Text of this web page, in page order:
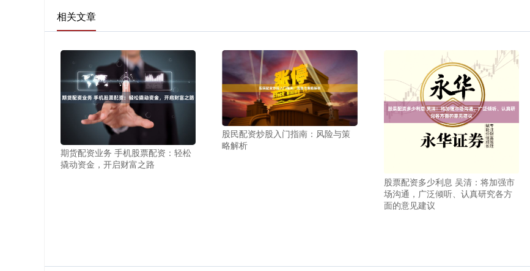
相关文章
期货配资业务 手机股票配资：轻松
撬动资金，开启财富之路
股民配资炒股入门指南：风险与策
略解析
股票配资多少利息 吴清：将加强市
场沟通，广泛倾听、认真研究各方
面的意见建议